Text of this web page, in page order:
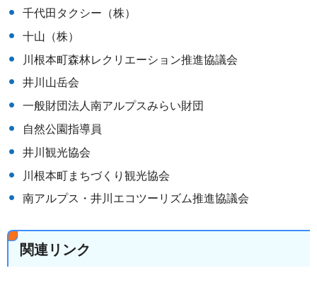
千代田タクシー（株）
十山（株）
川根本町森林レクリエーション推進協議会
井川山岳会
一般財団法人南アルプスみらい財団
自然公園指導員
井川観光協会
川根本町まちづくり観光協会
南アルプス・井川エコツーリズム推進協議会
関連リンク